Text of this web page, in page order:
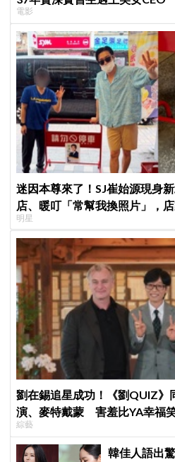
電影
迷因本尊來了！SJ崔始源現身
店、暖叮「常幫我換照片」，
子不能脫粉了
明星
劉在錫追星成功！《劉QUIZ》
演、麥特戴蒙 害羞比YA幸福
綜藝
韓佳人語出